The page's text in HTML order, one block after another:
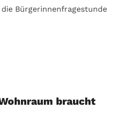
Bürgerinnenfragestunde
braucht